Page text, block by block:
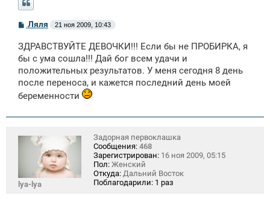
С
о
б
щ
н
и
Ляля 21 ноя 2009, 10:43
ЗДРАВСТВУЙТЕ ДЕВОЧКИ!!! Если бы не ПРОБИРКА, я
бы с ума сошла!!! Дай бог всем удачи и
положительных результатов. У меня сегодня 8 день
после переноса, и кажется последний день моей
беременности
lya-lya
Задорная первоклашка
Сообщения: 468
Зарегистрирован: 16 ноя 2009, 05:15
Пол: Женский
Откуда: Дальний Восток
Поблагодарили: 1 раз